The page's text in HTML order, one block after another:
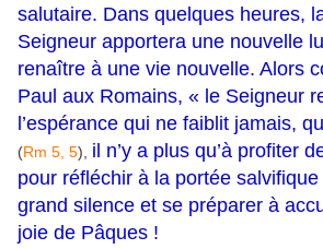
salutaire. Dans quelques heures,
Seigneur apportera une nouvelle
renaître à une vie nouvelle. Alors
Paul aux Romains, « le Seigneur
l’espérance qui ne faiblit jamais,
(Rm 5, 5), il n’y a plus qu’à profiter
pour réfléchir à la portée
grand silence et se préparer à
joie de Pâques !